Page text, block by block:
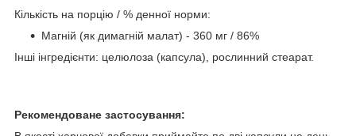
Кількість на порцію / % денної норми:
Магній (як димагній малат) - 360 мг / 86%
Інші інгредієнти: целюлоза (капсула), рослинний стеарат.
Рекомендоване застосування: